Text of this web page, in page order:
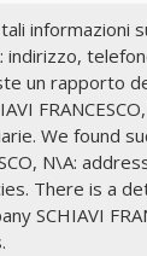
informazioni
indirizzo,
un rapporto
We found
N\A:
There is a
SCHIAVI